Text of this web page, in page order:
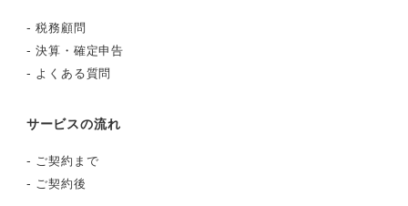
-税務顧問
-決算・確定申告
- よくある質問
サービスの流れ
- ご契約まで
- ご契約後